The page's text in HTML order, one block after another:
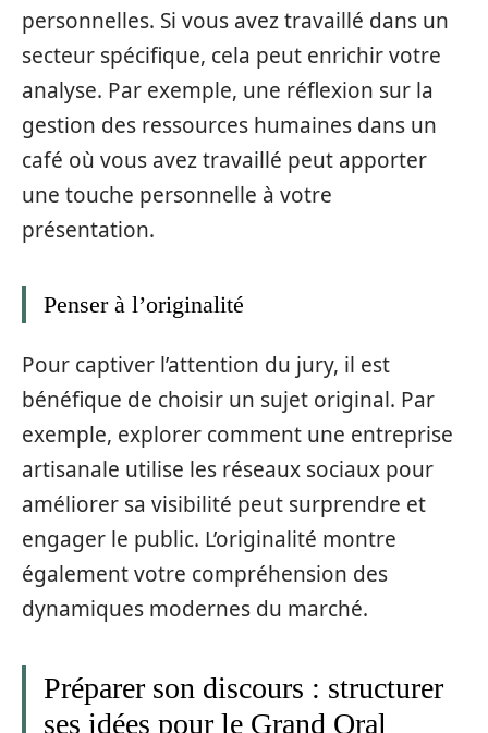
personnelles. Si vous avez travaillé dans un
secteur spécifique, cela peut enrichir votre
analyse. Par exemple, une réflexion sur la
gestion des ressources humaines dans un
café où vous avez travaillé peut apporter
une touche personnelle à votre
présentation.
Penser à l’originalité
Pour captiver l’attention du jury, il est
bénéfique de choisir un sujet original. Par
exemple, explorer comment une entreprise
artisanale utilise les réseaux sociaux pour
améliorer sa visibilité peut surprendre et
engager le public. L’originalité montre
également votre compréhension des
dynamiques modernes du marché.
Préparer son discours : structurer
ses idées pour le Grand Oral